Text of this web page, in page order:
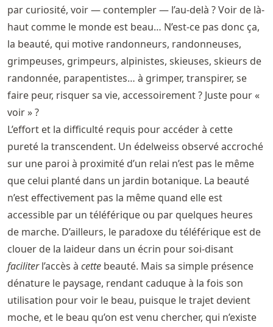
par curiosité, voir — contempler — l’au-delà ? Voir de là-
haut comme le monde est beau… N’est-ce pas donc ça,
la beauté, qui motive randonneurs, randonneuses,
grimpeuses, grimpeurs, alpinistes, skieuses, skieurs de
randonnée, parapentistes… à grimper, transpirer, se
faire peur, risquer sa vie, accessoirement ? Juste pour «
voir » ?
L’effort et la difficulté requis pour accéder à cette
pureté la transcendent. Un édelweiss observé accroché
sur une paroi à proximité d’un relai n’est pas le même
que celui planté dans un jardin botanique. La beauté
n’est effectivement pas la même quand elle est
accessible par un téléférique ou par quelques heures
de marche. D’ailleurs, le paradoxe du téléférique est de
clouer de la laideur dans un écrin pour soi-disant
faciliterl’accès à cette beauté. Mais sa simple présence
dénature le paysage, rendant caduque à la fois son
utilisation pour voir le beau, puisque le trajet devient
moche, et le beau qu’on est venu chercher, qui n’existe